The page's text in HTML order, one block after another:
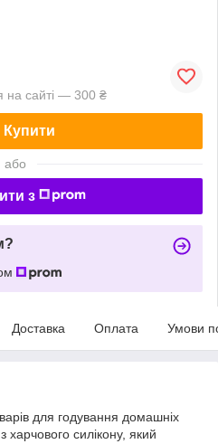
на сайті — 300 ₴
Купити
або
з
Доставка Оплата Умови
для годування домашніх
силікону, який